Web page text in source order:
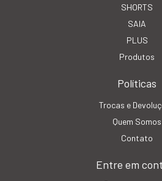
SHORTS
SAIA
PLUS
Produtos
Políticas
Trocas e
Quem Somos
Contato
Entre em